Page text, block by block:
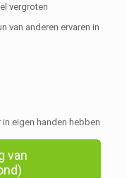
vergroten
van anderen ervaren in
eigen handen hebben
van